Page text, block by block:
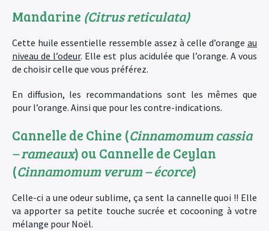
Mandarine (Citrus reticulata)
Cette huile essentielle ressemble assez à celle d’orange au
niveau de l’odeur. Elle est plus acidulée que l’orange. A vous
de choisir celle que vous préférez.
En diffusion, les recommandations sont les mêmes que
pour l’orange. Ainsi que pour les contre-indications.
Cannelle de Chine (Cinnamomum cassia
– rameaux) ou Cannelle de Ceylan
(Cinnamomum verum – écorce)
Celle-ci a une odeur sublime, ça sent la cannelle quoi !! Elle
va apporter sa petite touche sucrée et cocooning à votre
mélange pour Noël.